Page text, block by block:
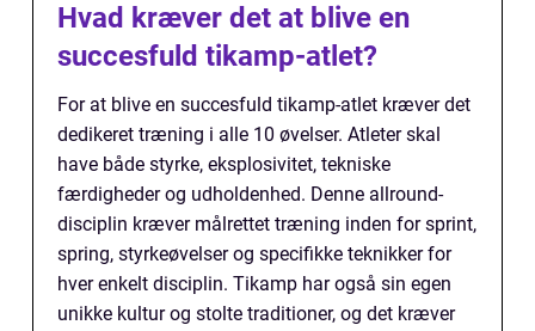
Hvad kræver det at blive en
succesfuld tikamp-atlet?
For at blive en succesfuld tikamp-atlet kræver det
dedikeret træning i alle 10 øvelser. Atleter skal
have både styrke, eksplosivitet, tekniske
færdigheder og udholdenhed. Denne allround-
disciplin kræver målrettet træning inden for sprint,
spring, styrkeøvelser og specifikke teknikker for
hver enkelt disciplin. Tikamp har også sin egen
unikke kultur og stolte traditioner, og det kræver